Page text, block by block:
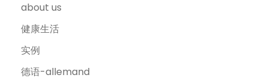
about us
健康生活
实例
德语-allemand